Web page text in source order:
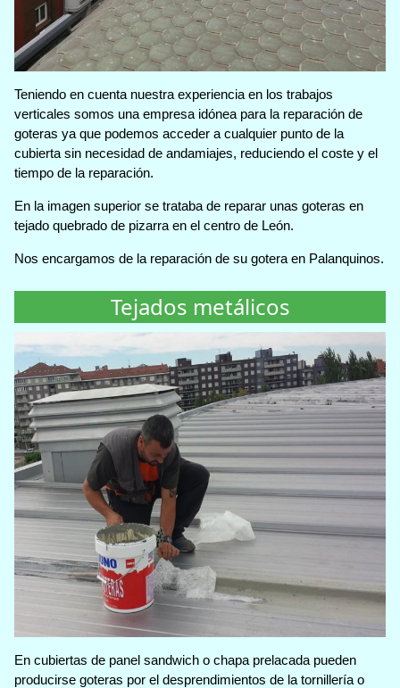
Teniendo en cuenta nuestra experiencia en los trabajos
verticales somos una empresa idónea para la reparación de
goteras ya que podemos acceder a cualquier punto de la
cubierta sin necesidad de andamiajes, reduciendo el coste y el
tiempo de la reparación.
En la imagen superior se trataba de reparar unas goteras en
tejado quebrado de pizarra en el centro de León.
Nos encargamos de la reparación de su gotera en Palanquinos.
Tejados metálicos
En cubiertas de panel sandwich o chapa prelacada pueden
producirse goteras por el desprendimientos de la tornillería o